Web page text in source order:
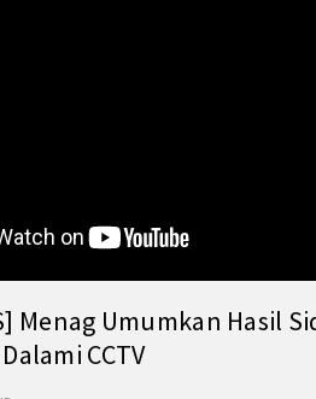
Menag Umumkan Hasil
CCTV